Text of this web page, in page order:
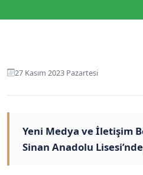
27 Kasım 2023 Pazartesi
Yeni Medya ve İletişim
Sinan Anadolu